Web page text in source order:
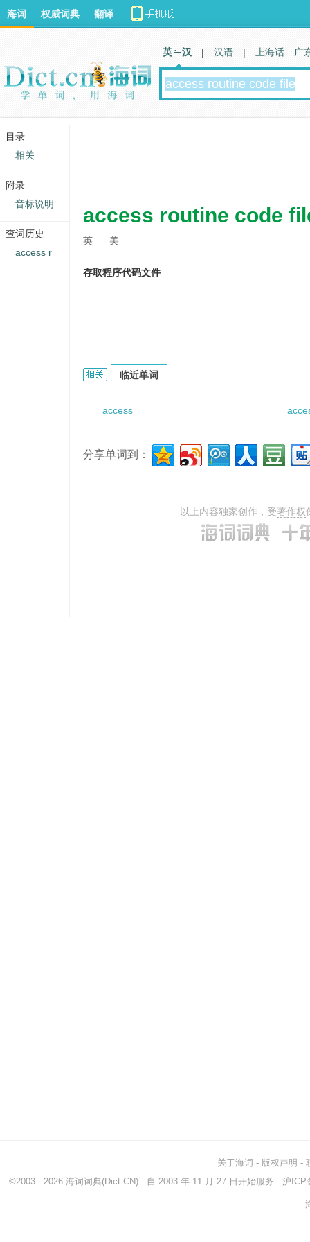
access routine code
英 美
存取程序代码文件
access routine code file的相关资料：
临近单词
access
分享单词到：
以上内容独家创作，受著作权
海词 权威词典 翻译
英 汉 | 汉语 | 上海话 广
关于海词 - 版权声明 -
©2003 - 2026 海词词典(Dict.CN) - 自 2003 年 11 月 27 日开始服务 沪ICP
目录
相关
附录
音标说明
查词历史
access r